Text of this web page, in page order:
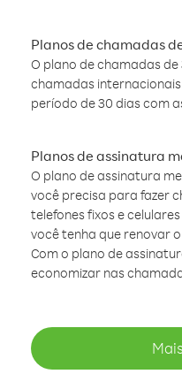
Planos de chamadas
O plano de chamadas
chamadas
período de 30 dias com
Planos de assinatura
O plano de assinatura
você precisa para fazer
telefones fixos e
você tenha que renovar
Com o plano de
economizar nas